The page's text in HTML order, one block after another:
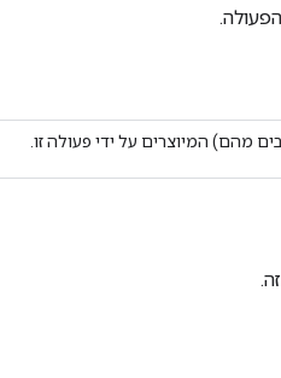
מהם) המיוצרים על ידי פעולה זו.